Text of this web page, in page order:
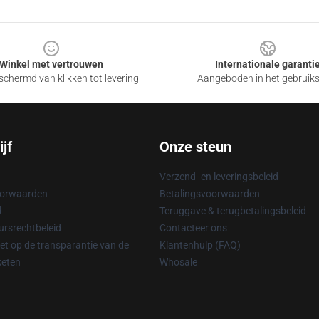
Winkel met vertrouwen
van klikken tot levering
Internationale
Aangeboden in het
op de transparantie van de
Onze steun
Verzend- en leveringsbeleid
Betalingsvoorwaarden
Teruggave & terugbetalingsbeleid
Contacteer ons
Klantenhulp (FAQ)
Whosale